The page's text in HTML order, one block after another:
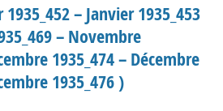
1935_452– Janvier 1935_453
– Novembre
1935_474– Décembre
1935_476)